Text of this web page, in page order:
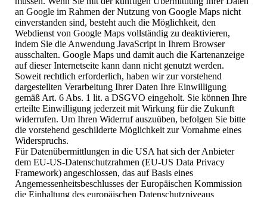
an Google im Rahmen der Nutzung von Google Maps nicht
einverstanden sind, besteht auch die Möglichkeit, den
Webdienst von Google Maps vollständig zu deaktivieren,
indem Sie die Anwendung JavaScript in Ihrem Browser
ausschalten. Google Maps und damit auch die Kartenanzeige
auf dieser Internetseite kann dann nicht genutzt werden.
Soweit rechtlich erforderlich, haben wir zur vorstehend
dargestellten Verarbeitung Ihrer Daten Ihre Einwilligung
gemäß Art. 6 Abs. 1 lit. a DSGVO eingeholt. Sie können Ihre
erteilte Einwilligung jederzeit mit Wirkung für die Zukunft
widerrufen. Um Ihren Widerruf auszuüben, befolgen Sie bitte
die vorstehend geschilderte Möglichkeit zur Vornahme eines
Widerspruchs.
Für Datenübermittlungen in die USA hat sich der Anbieter
dem EU-US-Datenschutzrahmen (EU-US Data Privacy
Framework) angeschlossen, das auf Basis eines
Angemessenheitsbeschlusses der Europäischen Kommission
die Einhaltung des europäischen Datenschutzniveaus